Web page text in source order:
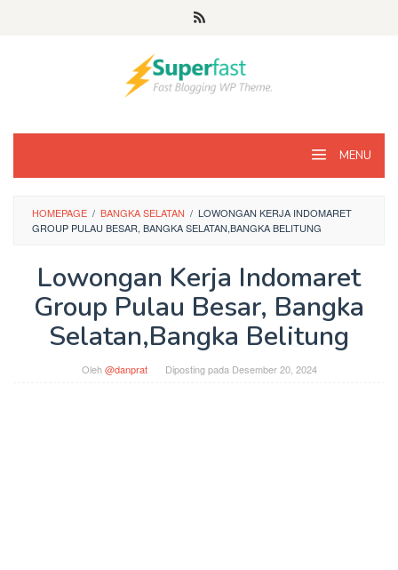
MENU
HOMEPAGE / BANGKA SELATAN / LOWONGAN KERJA INDOMARET
GROUP PULAU BESAR, BANGKA SELATAN,BANGKA BELITUNG
Lowongan Kerja Indomaret
Group Pulau Besar, Bangka
Selatan,Bangka Belitung
Oleh@danprat Diposting pada Desember 20, 2024